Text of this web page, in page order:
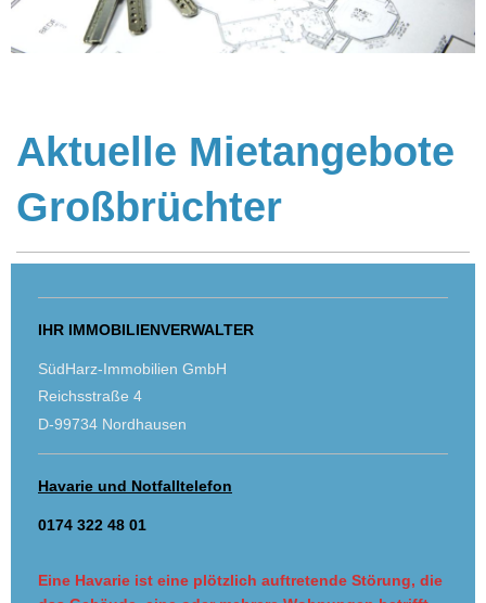
Aktuelle Mietangebote
Großbrüchter
IHR IMMOBILIENVERWALTER
SüdHarz-Immobilien GmbH
Reichsstraße 4
D-99734 Nordhausen
Havarie und Notfalltelefon
0174 322 48 01
Eine Havarie ist eine plötzlich auftretende Störung, die